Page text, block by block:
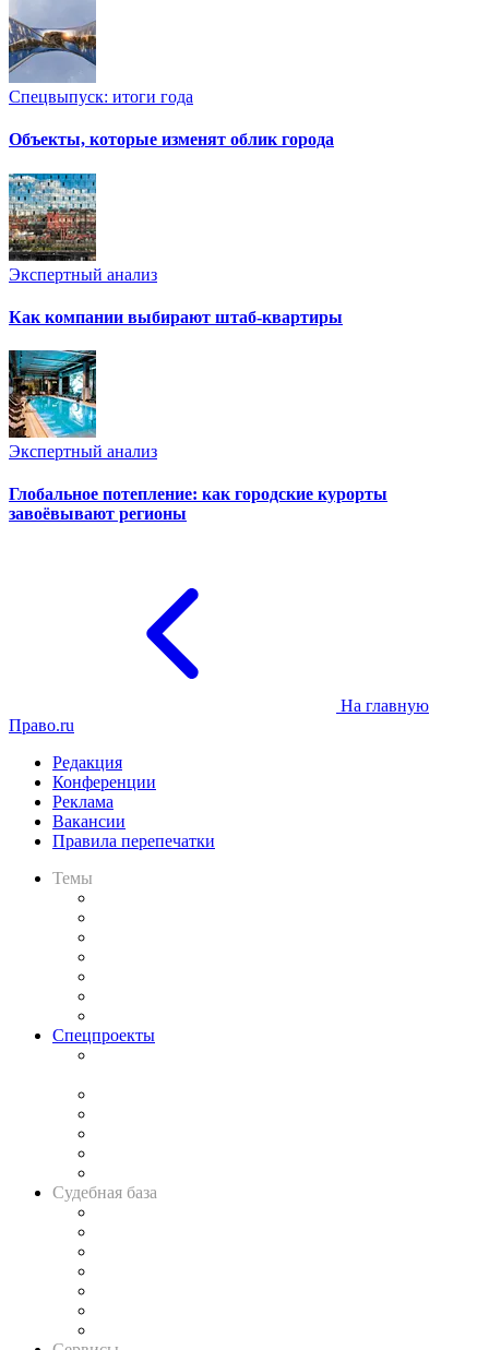
Спецвыпуск: итоги года
Объекты, которые изменят облик города
Экспертный анализ
Как компании выбирают штаб-квартиры
Экспертный анализ
Глобальное потепление: как городские курорты
завоёвывают регионы
На главную
Право.ru
Редакция
Конференции
Реклама
Вакансии
Правила перепечатки
Темы
Спецпроекты
Судебная база